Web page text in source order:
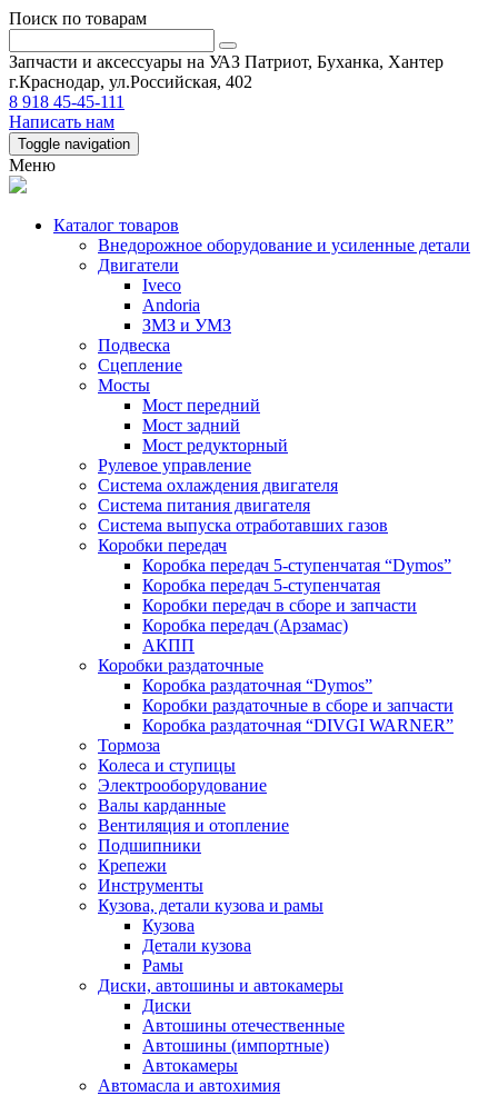
Поиск по товарам
Запчасти и аксессуары на УАЗ Патриот, Буханка, Хантер
г.Краснодар, ул.Российская, 402
8 918 45-45-111
Написать нам
Toggle navigation
Меню
Каталог товаров
Внедорожное оборудование и усиленные детали
Двигатели
Iveco
Andoria
ЗМЗ и УМЗ
Подвеска
Сцепление
Мосты
Мост передний
Мост задний
Мост редукторный
Рулевое управление
Система охлаждения двигателя
Система питания двигателя
Система выпуска отработавших газов
Коробки передач
Коробка передач 5-ступенчатая “Dymos”
Коробка передач 5-ступенчатая
Коробки передач в сборе и запчасти
Коробка передач (Арзамас)
АКПП
Коробки раздаточные
Коробка раздаточная “Dymos”
Коробки раздаточные в сборе и запчасти
Коробка раздаточная “DIVGI WARNER”
Тормоза
Колеса и ступицы
Электрооборудование
Валы карданные
Вентиляция и отопление
Подшипники
Крепежи
Инструменты
Кузова, детали кузова и рамы
Кузова
Детали кузова
Рамы
Диски, автошины и автокамеры
Диски
Автошины отечественные
Автошины (импортные)
Автокамеры
Автомасла и автохимия